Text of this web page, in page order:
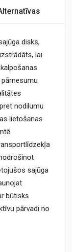
disks,
lai
nodilumu
lietošanas
sajūga
būtisks
pārvadi no